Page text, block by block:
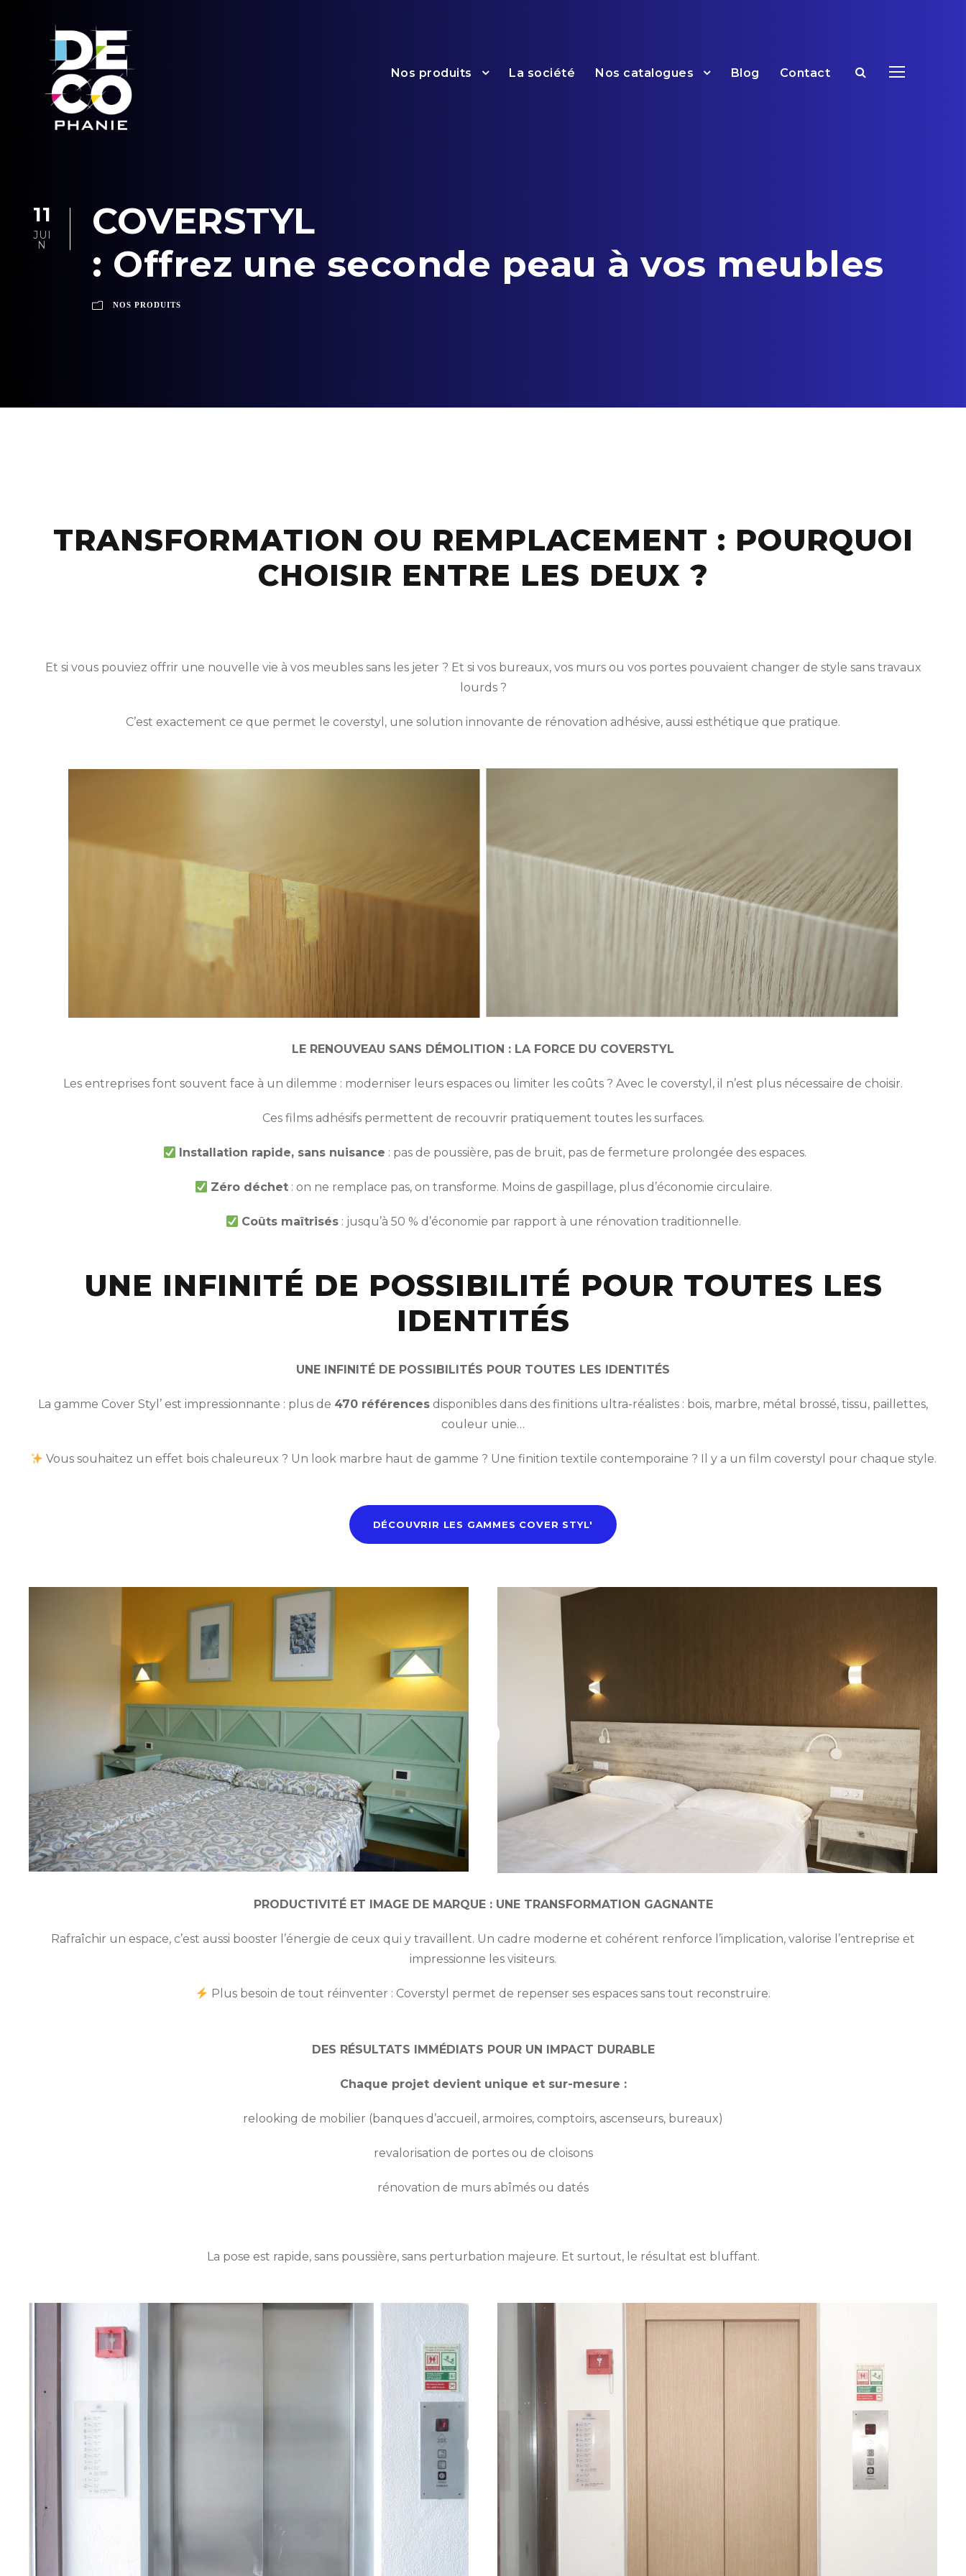
Nos produits La société Nos catalogues Blog Contact
11
JUI
N
COVERSTYL
: Offrez une seconde peau à vos meubles
NOS PRODUITS
TRANSFORMATION OU REMPLACEMENT : POURQUOI
CHOISIR ENTRE LES DEUX ?
Et si vous pouviez offrir une nouvelle vie à vos meubles sans les jeter ? Et si vos bureaux, vos murs ou vos portes pouvaient changer de style sans travaux
lourds ?
C’est exactement ce que permet le coverstyl, une solution innovante de rénovation adhésive, aussi esthétique que pratique.
LE RENOUVEAU SANS DÉMOLITION : LA FORCE DU COVERSTYL
Les entreprises font souvent face à un dilemme : moderniser leurs espaces ou limiter les coûts ? Avec le coverstyl, il n’est plus nécessaire de choisir.
Ces films adhésifs permettent de recouvrir pratiquement toutes les surfaces.
Installation rapide, sans nuisance : pas de poussière, pas de bruit, pas de fermeture prolongée des espaces.
Zéro déchet: on ne remplace pas, on transforme. Moins de gaspillage, plus d’économie circulaire.
Coûts maîtrisés: jusqu’à 50 % d’économie par rapport à une rénovation traditionnelle.
UNE INFINITÉ DE POSSIBILITÉ POUR TOUTES LES
IDENTITÉS
UNE INFINITÉ DE POSSIBILITÉS POUR TOUTES LES IDENTITÉS
La gamme Cover Styl’ est impressionnante : plus de 470 références disponibles dans des finitions ultra-réalistes : bois, marbre, métal brossé, tissu, paillettes,
couleur unie…
Vous souhaitez un effet bois chaleureux ? Un look marbre haut de gamme ? Une finition textile contemporaine ? Il y a un film coverstyl pour chaque style.
DÉCOUVRIR LES GAMMES COVER STYL'
PRODUCTIVITÉ ET IMAGE DE MARQUE : UNE TRANSFORMATION GAGNANTE
Rafraîchir un espace, c’est aussi booster l’énergie de ceux qui y travaillent. Un cadre moderne et cohérent renforce l’implication, valorise l’entreprise et
impressionne les visiteurs.
Plus besoin de tout réinventer : Coverstyl permet de repenser ses espaces sans tout reconstruire.
DES RÉSULTATS IMMÉDIATS POUR UN IMPACT DURABLE
Chaque projet devient unique et sur-mesure :
relooking de mobilier (banques d’accueil, armoires, comptoirs, ascenseurs, bureaux)
revalorisation de portes ou de cloisons
rénovation de murs abîmés ou datés
La pose est rapide, sans poussière, sans perturbation majeure. Et surtout, le résultat est bluffant.